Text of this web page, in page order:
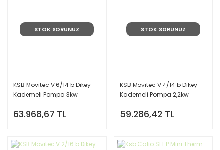
STOK SORUNUZ
KSB Movitec V 6/14 b Dikey
Kademeli Pompa 3kw
63.968,67 TL
STOK SORUNUZ
KSB Movitec V 4/14 b Dikey
Kademeli Pompa 2,2kw
59.286,42 TL